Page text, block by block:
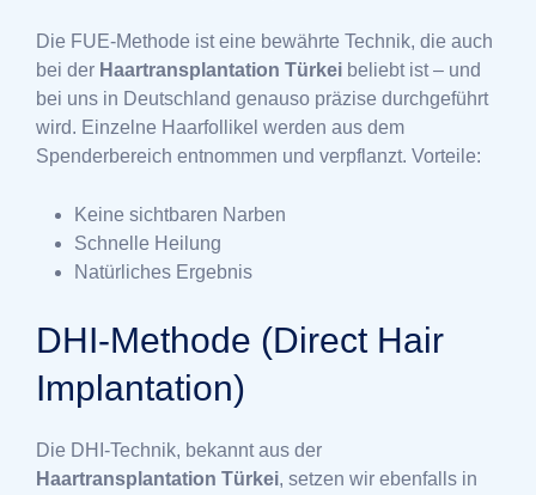
Die FUE-Methode ist eine bewährte Technik, die auch
bei der Haartransplantation Türkei beliebt ist – und
bei uns in Deutschland genauso präzise durchgeführt
wird. Einzelne Haarfollikel werden aus dem
Spenderbereich entnommen und verpflanzt. Vorteile:
Keine sichtbaren Narben
Schnelle Heilung
Natürliches Ergebnis
DHI-Methode (Direct Hair
Implantation)
Die DHI-Technik, bekannt aus der
Haartransplantation Türkei, setzen wir ebenfalls in